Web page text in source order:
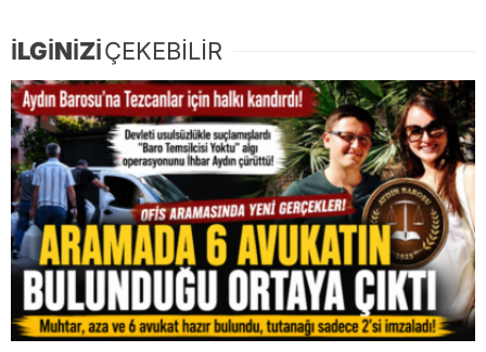
İLGİNİZİÇEKEBİLİR